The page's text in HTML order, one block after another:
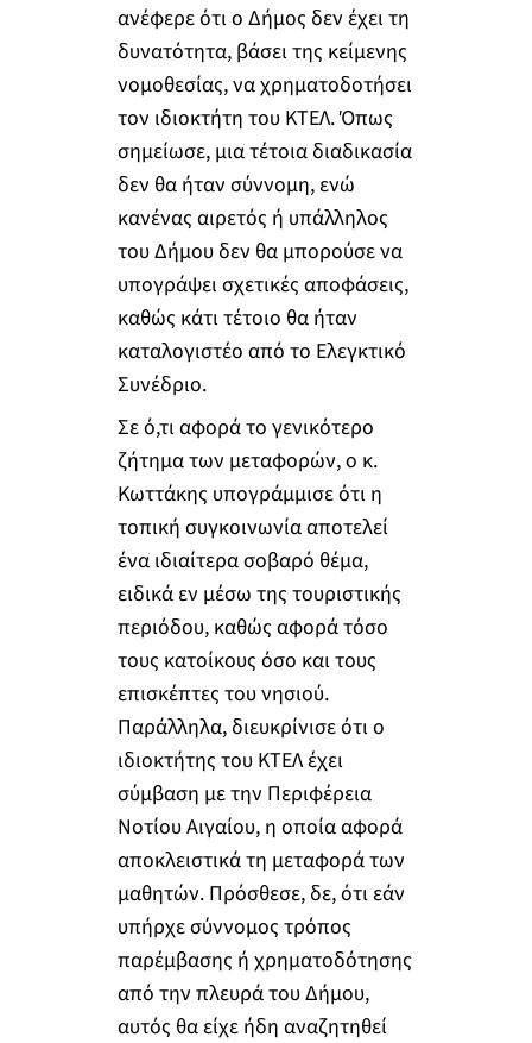
ανέφερε ότι ο Δήμος δεν έχει τη
δυνατότητα, βάσει της κείμενης
νομοθεσίας, να χρηματοδοτήσει
τον ιδιοκτήτη του ΚΤΕΛ. Όπως
σημείωσε, μια τέτοια διαδικασία
δεν θα ήταν σύννομη, ενώ
κανένας αιρετός ή υπάλληλος
του Δήμου δεν θα μπορούσε να
υπογράψει σχετικές αποφάσεις,
καθώς κάτι τέτοιο θα ήταν
καταλογιστέο από το Ελεγκτικό
Συνέδριο.
Σε ό,τι αφορά το γενικότερο
ζήτημα των μεταφορών, ο κ.
Κωττάκης υπογράμμισε ότι η
τοπική συγκοινωνία αποτελεί
ένα ιδιαίτερα σοβαρό θέμα,
ειδικά εν μέσω της τουριστικής
περιόδου, καθώς αφορά τόσο
τους κατοίκους όσο και τους
επισκέπτες του νησιού.
Παράλληλα, διευκρίνισε ότι ο
ιδιοκτήτης του ΚΤΕΛ έχει
σύμβαση με την Περιφέρεια
Νοτίου Αιγαίου, η οποία αφορά
αποκλειστικά τη μεταφορά των
μαθητών. Πρόσθεσε, δε, ότι εάν
υπήρχε σύννομος τρόπος
παρέμβασης ή χρηματοδότησης
από την πλευρά του Δήμου,
αυτός θα είχε ήδη αναζητηθεί